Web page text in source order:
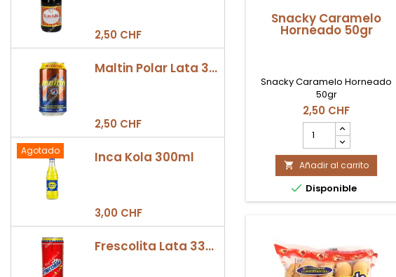
2,50 CHF
Maltin Polar Lata 330ml
2,50 CHF
Agotado Inca Kola 300ml
3,00 CHF
Frescolita Lata 330ml
Snacky Caramelo
Horneado 50gr
Snacky Caramelo Horneado
50gr
2,50 CHF
cantidad
del
producto
Snacky
Caramelo
Horneado
50gr
 Añadir al carrito
 Disponible